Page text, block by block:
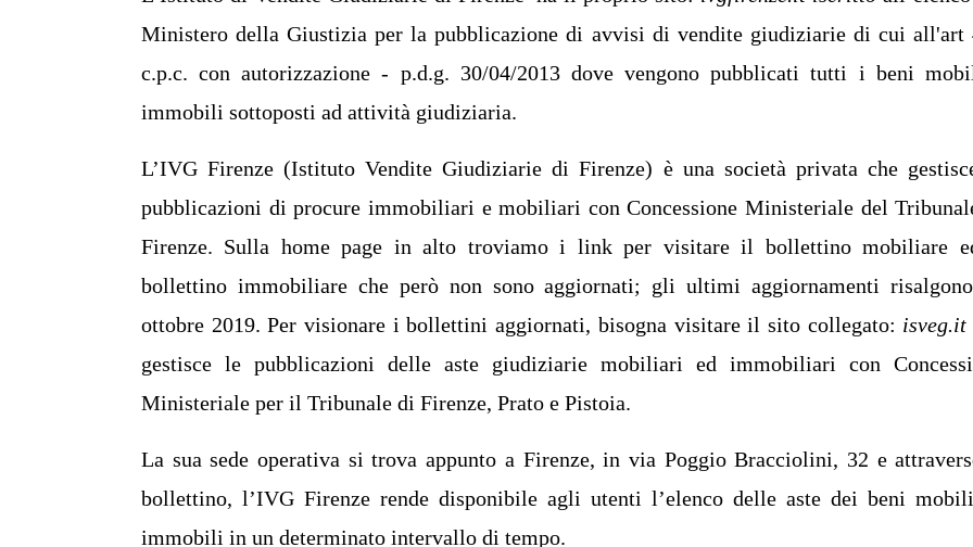
Ministero della Giustizia per la pubblicazione di avvisi di vendite giudiziarie di cui all'art
c.p.c. con autorizzazione - p.d.g. 30/04/2013 dove vengono pubblicati tutti i beni
immobili sottoposti ad attività giudiziaria.
L’IVG Firenze (Istituto Vendite Giudiziarie di Firenze) è una società privata che
pubblicazioni di procure immobiliari e mobiliari con Concessione Ministeriale del
Firenze. Sulla home page in alto troviamo i link per visitare il bollettino mobiliare
bollettino immobiliare che però non sono aggiornati; gli ultimi aggiornamenti
ottobre 2019. Per visionare i bollettini aggiornati, bisogna visitare il sito collegato: isveg.it
gestisce le pubblicazioni delle aste giudiziarie mobiliari ed immobiliari con
Ministeriale per il Tribunale di Firenze, Prato e Pistoia.
La sua sede operativa si trova appunto a Firenze, in viaPoggio Bracciolini, 32 e
bollettino, l’IVG Firenze rende disponibile agli utenti l’elenco delle aste dei beni
immobili in un determinato intervallo di tempo.